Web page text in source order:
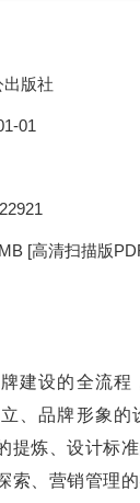
版社
01
[高清扫描版
建设的全流程
、品牌形象的
提炼、设计标
索、营销管理